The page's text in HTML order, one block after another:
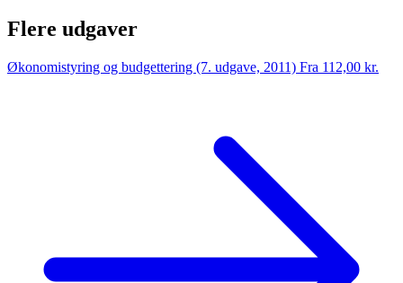
Flere udgaver
Økonomistyring og budgettering (7. udgave, 2011) Fra 112,00 kr.